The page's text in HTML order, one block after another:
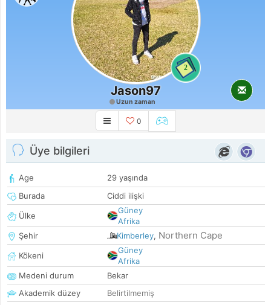
2
Jason97
Uzun zaman
0
Üye bilgileri
Age
29 yaşında
Burada
Ciddi ilişki
Ülke
Güney
Afrika
Şehir
Kimberley, Northern Cape
Kökeni
Güney
Afrika
Medeni durum
Bekar
Akademik düzey
Belirtilmemiş